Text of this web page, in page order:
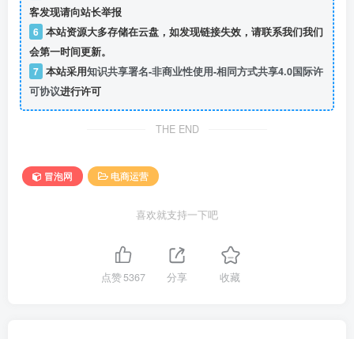
客发现请向站长举报
6 本站资源大多存储在云盘，如发现链接失效，请联系我们我们
会第一时间更新。
7 本站采用知识共享署名-非商业性使用-相同方式共享4.0国际许
可协议进行许可
THE END
冒泡网 电商运营
喜欢就支持一下吧
点赞5367 分享 收藏